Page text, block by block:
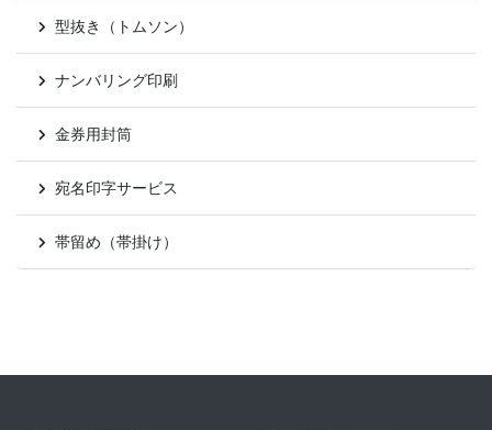
型抜き（トムソン）
ナンバリング印刷
金券用封筒
宛名印字サービス
帯留め（帯掛け）